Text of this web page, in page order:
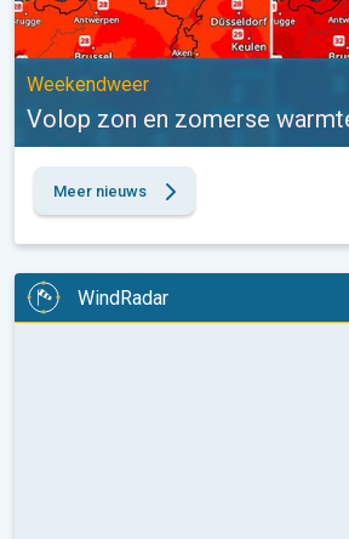
Weekendweer
Volop zon en zomerse
Meer nieuws
WindRadar